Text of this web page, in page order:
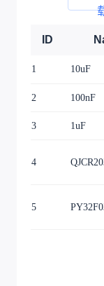
ID
1 10uF
2 100nF
3 1uF
4
5